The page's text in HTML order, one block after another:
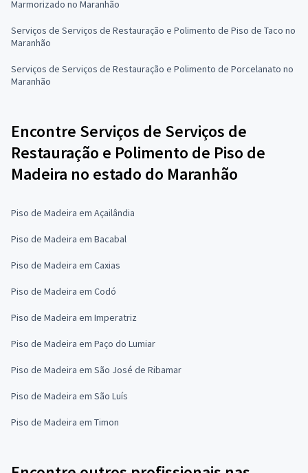
Marmorizado no Maranhão
Serviços de Serviços de Restauração e Polimento de Piso de Taco no
Maranhão
Serviços de Serviços de Restauração e Polimento de Porcelanato no
Maranhão
Encontre Serviços de Serviços de
Restauração e Polimento de Piso de
Madeira no estado do Maranhão
Piso de Madeira em Açailândia
Piso de Madeira em Bacabal
Piso de Madeira em Caxias
Piso de Madeira em Codó
Piso de Madeira em Imperatriz
Piso de Madeira em Paço do Lumiar
Piso de Madeira em São José de Ribamar
Piso de Madeira em São Luís
Piso de Madeira em Timon